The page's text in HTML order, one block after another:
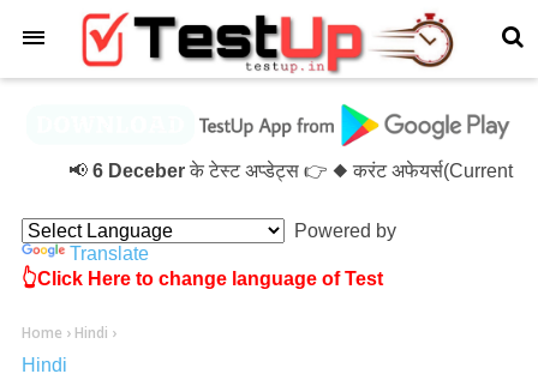
6 Deceberके टेस्ट अप्डेट्स 👉 ◆ करंट अफेयर्स(Current
Powered by
Translate
👆Click Here to change language of Test
Home › Hindi ›
Hindi